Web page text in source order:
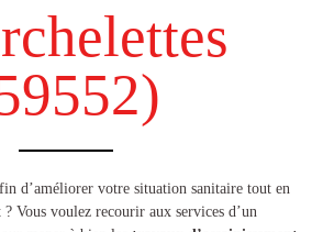
d’améliorer votre situation sanitaire tout en
Vous voulez recourir aux services d’un